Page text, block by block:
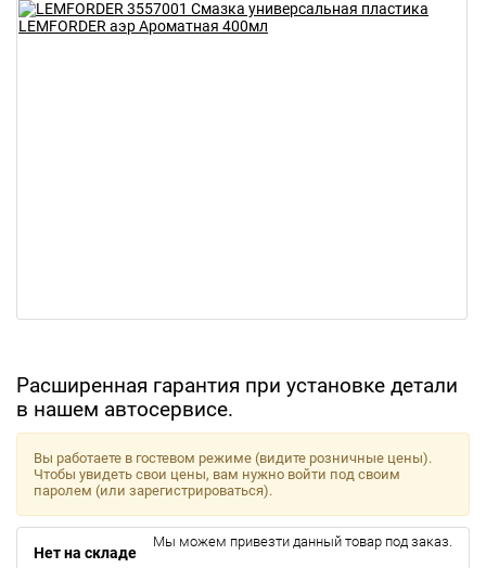
Расширенная гарантия при установке детали
в нашем автосервисе.
Вы работаете в гостевом режиме (видите розничные цены).
Чтобы увидеть свои цены, вам нужно войти под своим
паролем (или зарегистрироваться).
Нет на складе
Мы можем привезти данный товар под заказ.